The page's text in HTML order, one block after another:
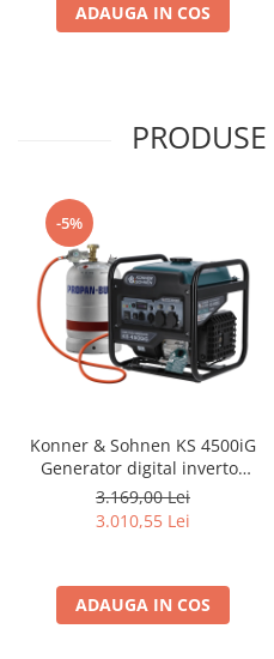
ADAUGA IN COS
-5%
Konner & Sohnen KS 4500iG
Generator digital invertor
4.5kW, monofazat,
GPL/benzina
3.169,00 Lei
3.010,55 Lei
ADAUGA IN COS